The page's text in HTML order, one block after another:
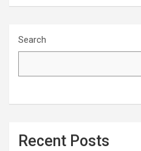
Search
Recent Posts